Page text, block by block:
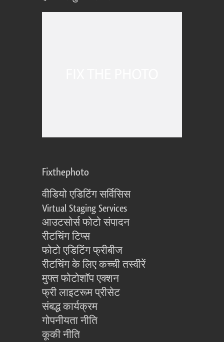
Fixthephoto
वीडियो एडिटिंग सर्विसिस
Virtual Staging Services
आउटसोर्स फोटो संपादन
रीटचिंग टिप्स
फोटो एडिटिंग फ्रीबीज
रीटचिंग के लिए कच्ची तस्वीरें
मुफ्त फोटोशॉप एक्शन
फ्री लाइटरूम प्रीसेट
संबद्ध कार्यक्रम
गोपनीयता नीति
कूकी नीति